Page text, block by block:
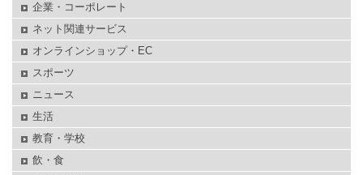
企業・コーポレート
ネット関連サービス
オンラインショップ・EC
スポーツ
ニュース
生活
教育・学校
飲・食